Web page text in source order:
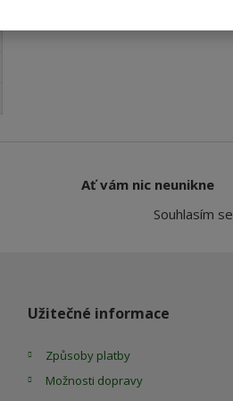
Ať vám nic neunikne
Souhlasím se
Užitečné informace
Způsoby platby
Možnosti dopravy